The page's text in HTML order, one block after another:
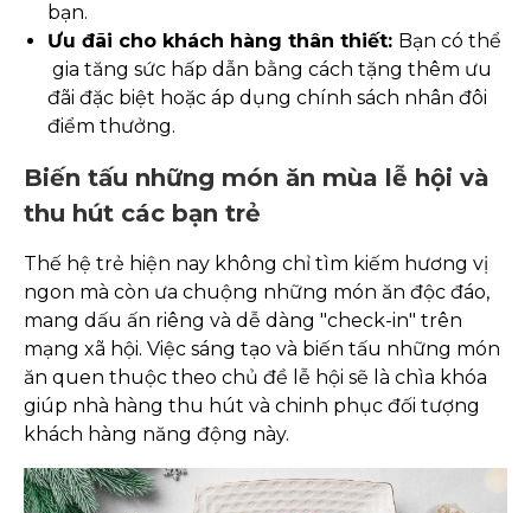
bạn.
Ưu đãi cho khách hàng thân thiết: Bạn có thể
gia tăng sức hấp dẫn bằng cách tặng thêm ưu
đãi đặc biệt hoặc áp dụng chính sách nhân đôi
điểm thưởng.
Biến tấu những món ăn mùa lễ hội và
thu hút các bạn trẻ
Thế hệ trẻ hiện nay không chỉ tìm kiếm hương vị
ngon mà còn ưa chuộng những món ăn độc đáo,
mang dấu ấn riêng và dễ dàng "check-in" trên
mạng xã hội. Việc sáng tạo và biến tấu những món
ăn quen thuộc theo chủ đề lễ hội sẽ là chìa khóa
giúp nhà hàng thu hút và chinh phục đối tượng
khách hàng năng động này.